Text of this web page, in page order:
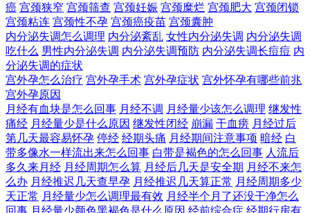
癌 宫颈狭窄 宫颈筛查 宫颈妊娠 宫颈糜烂 宫颈肥大 宫颈闭锁
宫颈粘连 宫颈性不孕 宫颈癌疫苗 宫颈囊肿
内分泌失调怎么调理 内分泌紊乱 女性内分泌失调 内分泌失调
吃什么 男性内分泌失调 内分泌失调预防 内分泌失调长痘痘 内
分泌失调的症状
宫外孕怎么治疗 宫外孕手术 宫外孕症状 宫外怀孕有哪些前兆
宫外孕原因
月经有血块是怎么回事 月经不调 月经量少该怎么调理 继发性
痛经 月经量少是什么原因 继发性闭经 崩漏 干血痨 月经过后
第几天最容易怀孕 停经 经期头痛 月经期间注意事项 暗经 白
带多像水一样流出来怎么回事 白带是褐色的怎么回事 人流后
多久来月经 月经周期怎么算 月经后几天是安全期 月经不来怎
么办 月经推迟几天查早孕 月经推迟几天算正常 月经周期多少
天正常 月经量少怎么调理最有效 月经半个月了还没干净怎么
回事 月经量少颜色黑褐色是什么原因 经前综合症 经期行房有